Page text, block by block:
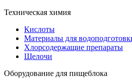
Техническая химия
Кислоты
Материалы для
Хлорсодержащие препараты
Щелочи
Оборудование для пищеблока